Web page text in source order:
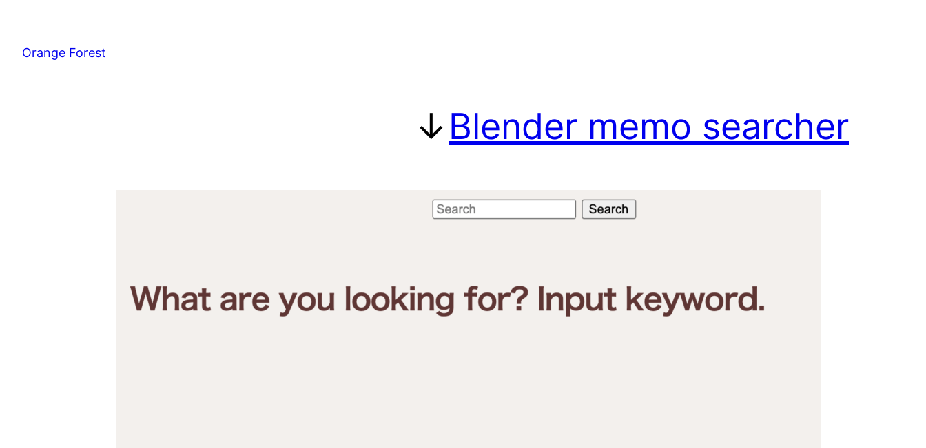
Orange Forest
↓Blender memo searcher